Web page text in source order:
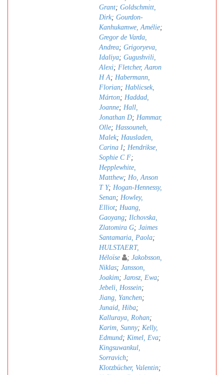
Grant; Goldschmitt,
Dirk; Gourdon-
Kanhukamwe, Amélie;
Gregor de Varda,
Andrea; Grigoryeva,
Idaliya; Gugushvili,
Alexi; Fletcher, Aaron
H A; Habermann,
Florian; Hablicsek,
Márton; Haddad,
Joanne; Hall,
Jonathan D; Hammar,
Olle; Hassouneh,
Malek; Hausladen,
Carina I; Hendrikse,
Sophie C F;
Hepplewhite,
Matthew; Ho, Anson
T Y; Hogan-Hennessy,
Senan; Howley,
Elliot; Huang,
Gaoyang; Ilchovska,
Zlatomira G; Jaimes
Santamaria, Paola;
HULSTAERT,
Héloïse
; Jakobsson,
Niklas; Jansson,
Joakim; Jarosz, Ewa;
Jebeli, Hossein;
Jiang, Yanchen;
Junaid, Hiba;
Kalluraya, Rohan;
Karim, Sunny; Kelly,
Edmund; Kimel, Eva;
Kingsuwankul,
Sorravich;
Klotzbücher, Valentin;